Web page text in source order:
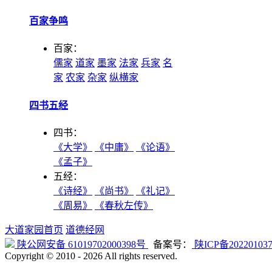
百家争鸣
百家：
儒家 道家 墨家 法家 兵家 名
家 农家 杂家 纵横家
四书五经
四书：
《大学》
《中庸》
《论语》
《孟子》
五经：
《诗经》
《尚书》
《礼记》
《周易》
《春秋左传》
大道家园首页 道德经网
陕公网安备 61019702000398号
备案号：
陕ICP备
Copyright © 2010 - 2026 All rights reserved.